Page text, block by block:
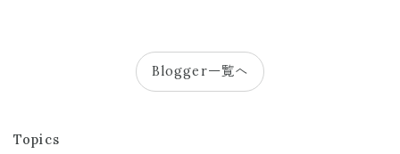
Blogger一覧へ
Topics